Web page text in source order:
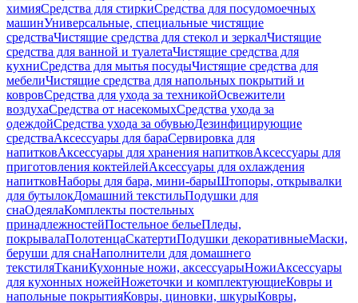
химияСредства для стиркиСредства для посудомоечных
машинУниверсальные, специальные чистящие
средстваЧистящие средства для стекол и зеркалЧистящие
средства для ванной и туалетаЧистящие средства для
кухниСредства для мытья посудыЧистящие средства для
мебелиЧистящие средства для напольных покрытий и
ковровСредства для ухода за техникойОсвежители
воздухаСредства от насекомыхСредства ухода за
одеждойСредства ухода за обувьюДезинфицирующие
средстваАксессуары для бараСервировка для
напитковАксессуары для хранения напитковАксессуары для
приготовления коктейлейАксессуары для охлаждения
напитковНаборы для бара, мини-барыШтопоры, открывалки
для бутылокДомашний текстильПодушки для
снаОдеялаКомплекты постельных
принадлежностейПостельное бельеПледы,
покрывалаПолотенцаСкатертиПодушки декоративныеМаски,
беруши для снаНаполнители для домашнего
текстиляТканиКухонные ножи, аксессуарыНожиАксессуары
для кухонных ножейНожеточки и комплектующиеКовры и
напольные покрытияКовры, циновки, шкурыКовры,